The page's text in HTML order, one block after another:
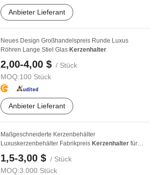
Anbieter Lieferant
Neues Design Großhandelspreis Runde Luxus
Röhren Lange Stiel Glas Kerzenhalter
2,00-4,00 $ / Stück
MOQ:100 Stück
Anbieter Lieferant
Maßgeschneiderte Kerzenbehälter
Luxuskerzenbehälter Fabrikpreis Kerzenhalter für
1,5-3,00 $ / Stück
MOQ:3.000 Stück